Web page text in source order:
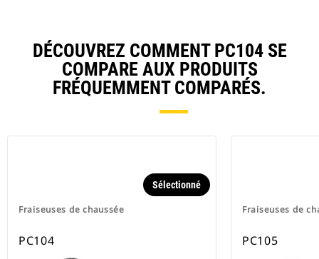
DÉCOUVREZ COMMENT PC104 SE
COMPARE AUX PRODUITS
FRÉQUEMMENT COMPARÉS.
Fraiseuses de chaussée
Sélectionné
PC104
Fraiseuses de
PC105